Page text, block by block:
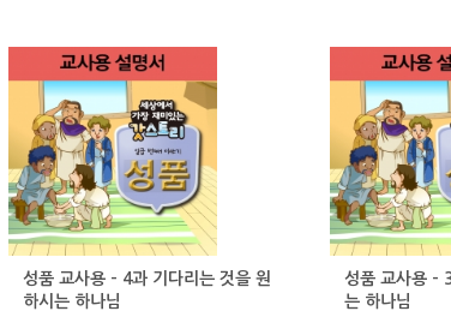
성품 교사용 - 4과 기다리는 것을 원
하시는 하나님
성품 교사용 -
는 하나님